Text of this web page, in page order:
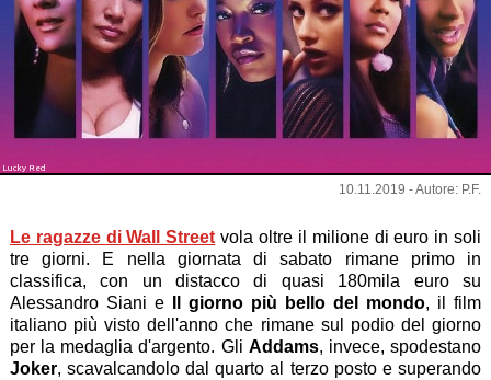
Lucky Red
10.11.2019 - Autore: P.F.
Le ragazze di Wall Street vola oltre il milione di euro in soli
tre giorni. E nella giornata di sabato rimane primo in
classifica, con un distacco di quasi 180mila euro su
Alessandro Siani e
Il giorno più bello del mondo, il film
italiano più visto dell'anno che rimane sul podio del giorno
per la medaglia d'argento. Gli Addams, invece, spodestano
Joker, scavalcandolo dal quarto al terzo posto e superando